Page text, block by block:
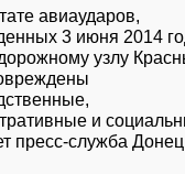
авиаударов,
3 июня 2014
узлу
и
пресс-служба